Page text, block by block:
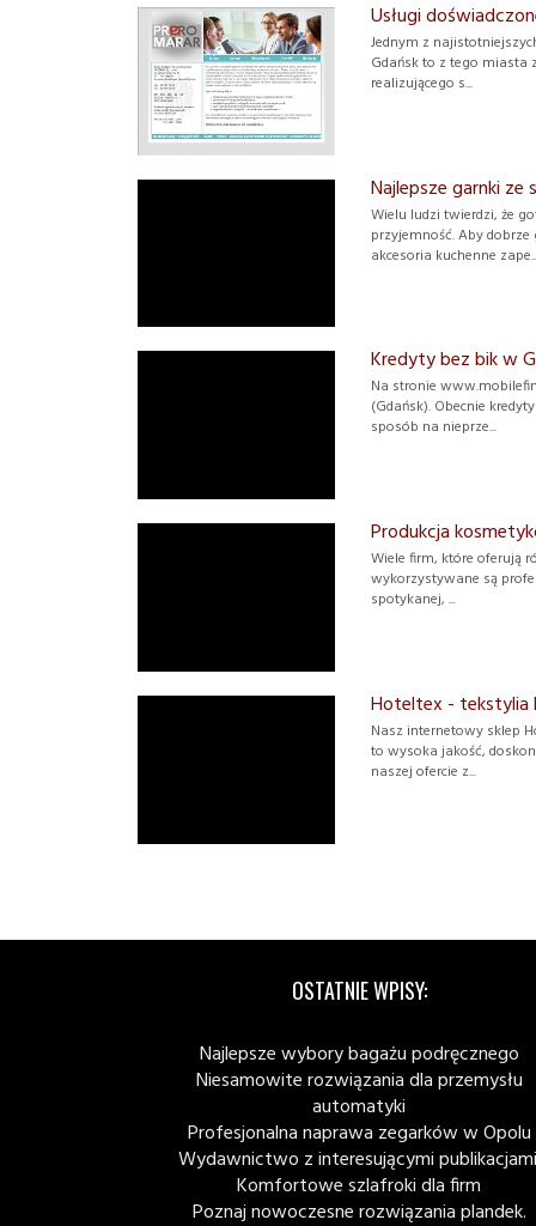
Usługi
Jednym z
Gdańsk to z tego miasta
realizującego s...
Najlepsze garnki ze
Wielu ludzi twierdzi, że
przyjemność. Aby
akcesoria kuchenne
Kredyty bez bik w
Na stronie
(Gdańsk). Obecnie
sposób na nieprze...
Produkcja
Wiele firm, które oferują
wykorzystywane są
spotykanej, ...
Hoteltex - tekstylia
Nasz internetowy sklep
to wysoka jakość,
naszej ofercie z...
OSTATNIE WPISY:
Najlepsze wybory bagażu podręcznego
Niesamowite rozwiązania dla przemysłu
automatyki
Profesjonalna naprawa zegarków w Opolu
Wydawnictwo z interesującymi
Komfortowe szlafroki dla firm
Poznaj nowoczesne rozwiązania plandek.